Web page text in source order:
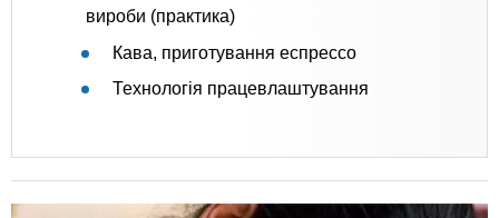
вироби (практика)
Кава, приготування еспрессо
Технологія працевлаштування